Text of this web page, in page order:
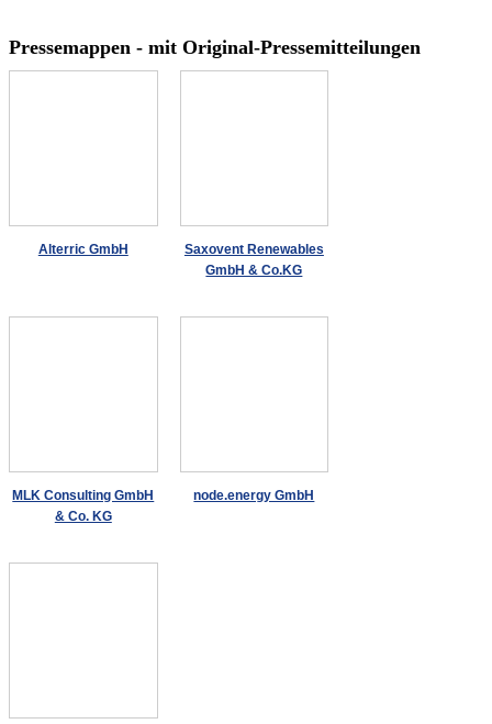
Pressemappen - mit Original-Pressemitteilungen
Alterric GmbH
Saxovent Renewables
GmbH & Co.KG
MLK Consulting GmbH
& Co. KG
node.energy GmbH